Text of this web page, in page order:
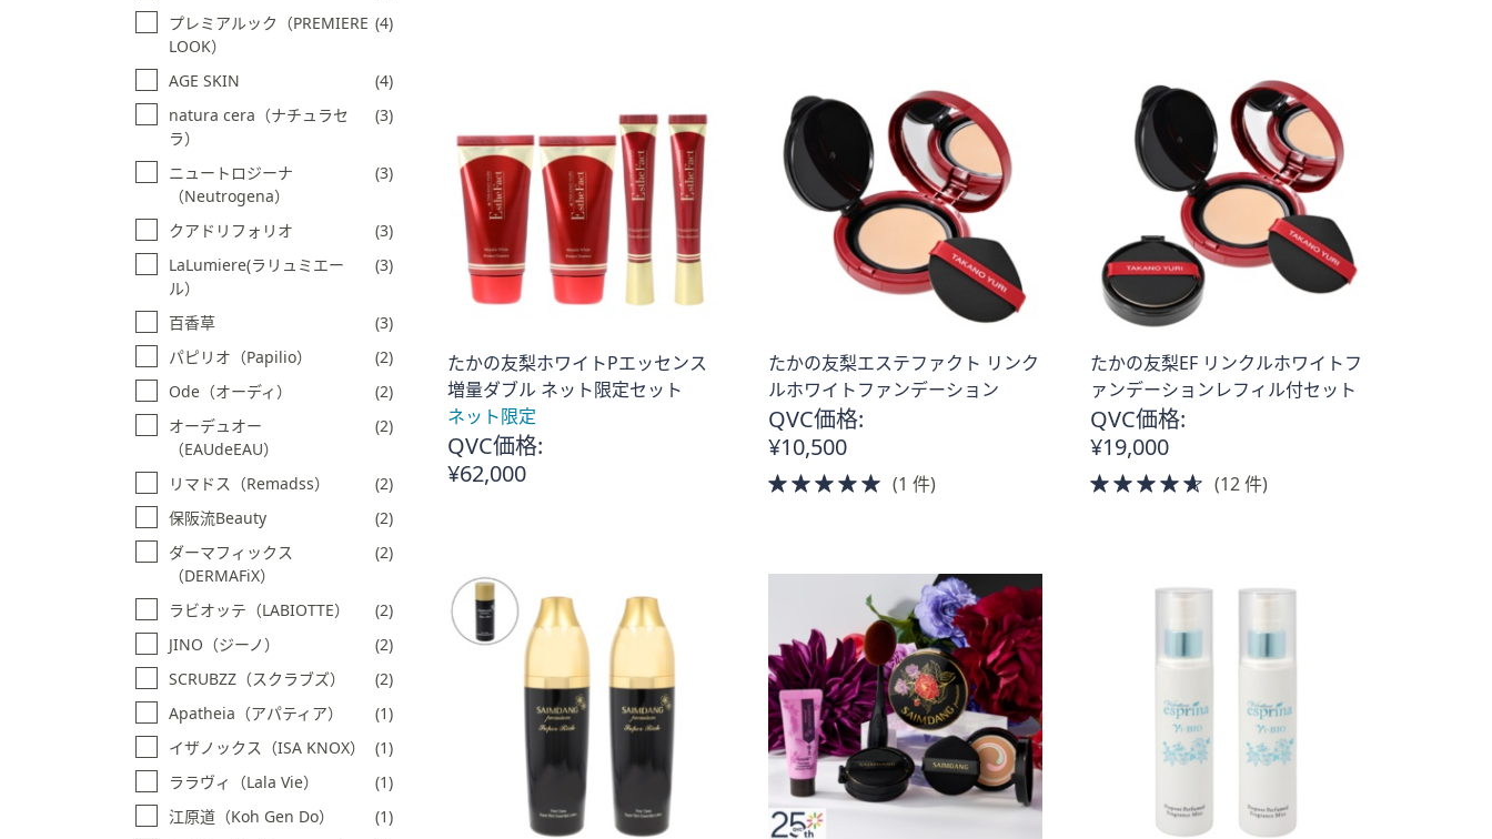
イ
プ
し
て
閲
覧
で
ま
す。
プレミアルック（PREMIERE
LOOK）
(4)
AGE SKIN
(4)
natura cera（ナチュラセ
ラ）
(3)
ニュートロジーナ
（Neutrogena）
(3)
クアドリフォリオ
(3)
LaLumiere(ラリュミエー
ル）
(3)
百香草
(3)
パピリオ（Papilio）
(2)
Ode（オーディ）
(2)
オーデュオー
（EAUdeEAU）
(2)
リマドス（Remadss）
(2)
保阪流Beauty
(2)
ダーマフィックス
（DERMAFiX）
(2)
ラビオッテ（LABIOTTE）
(2)
JINO（ジーノ）
(2)
SCRUBZZ（スクラブズ）
(2)
Apatheia（アパティア）
(1)
イザノックス（ISA KNOX）
(1)
ララヴィ（Lala Vie）
(1)
江原道（Koh Gen Do）
(1)
たかの友梨ホワイトPエッセンス
増量ダブル ネット限定セット
ネット限定
QVC価格:
¥62,000
たかの友梨エステファクト リンク
ルホワイトファンデーション
QVC価格:
¥10,500
5.0
(1 件)
たかの友梨EF リンクルホワイトフ
ァンデーションレフィル付セット
QVC価格:
¥19,000
4.5
(12 件)